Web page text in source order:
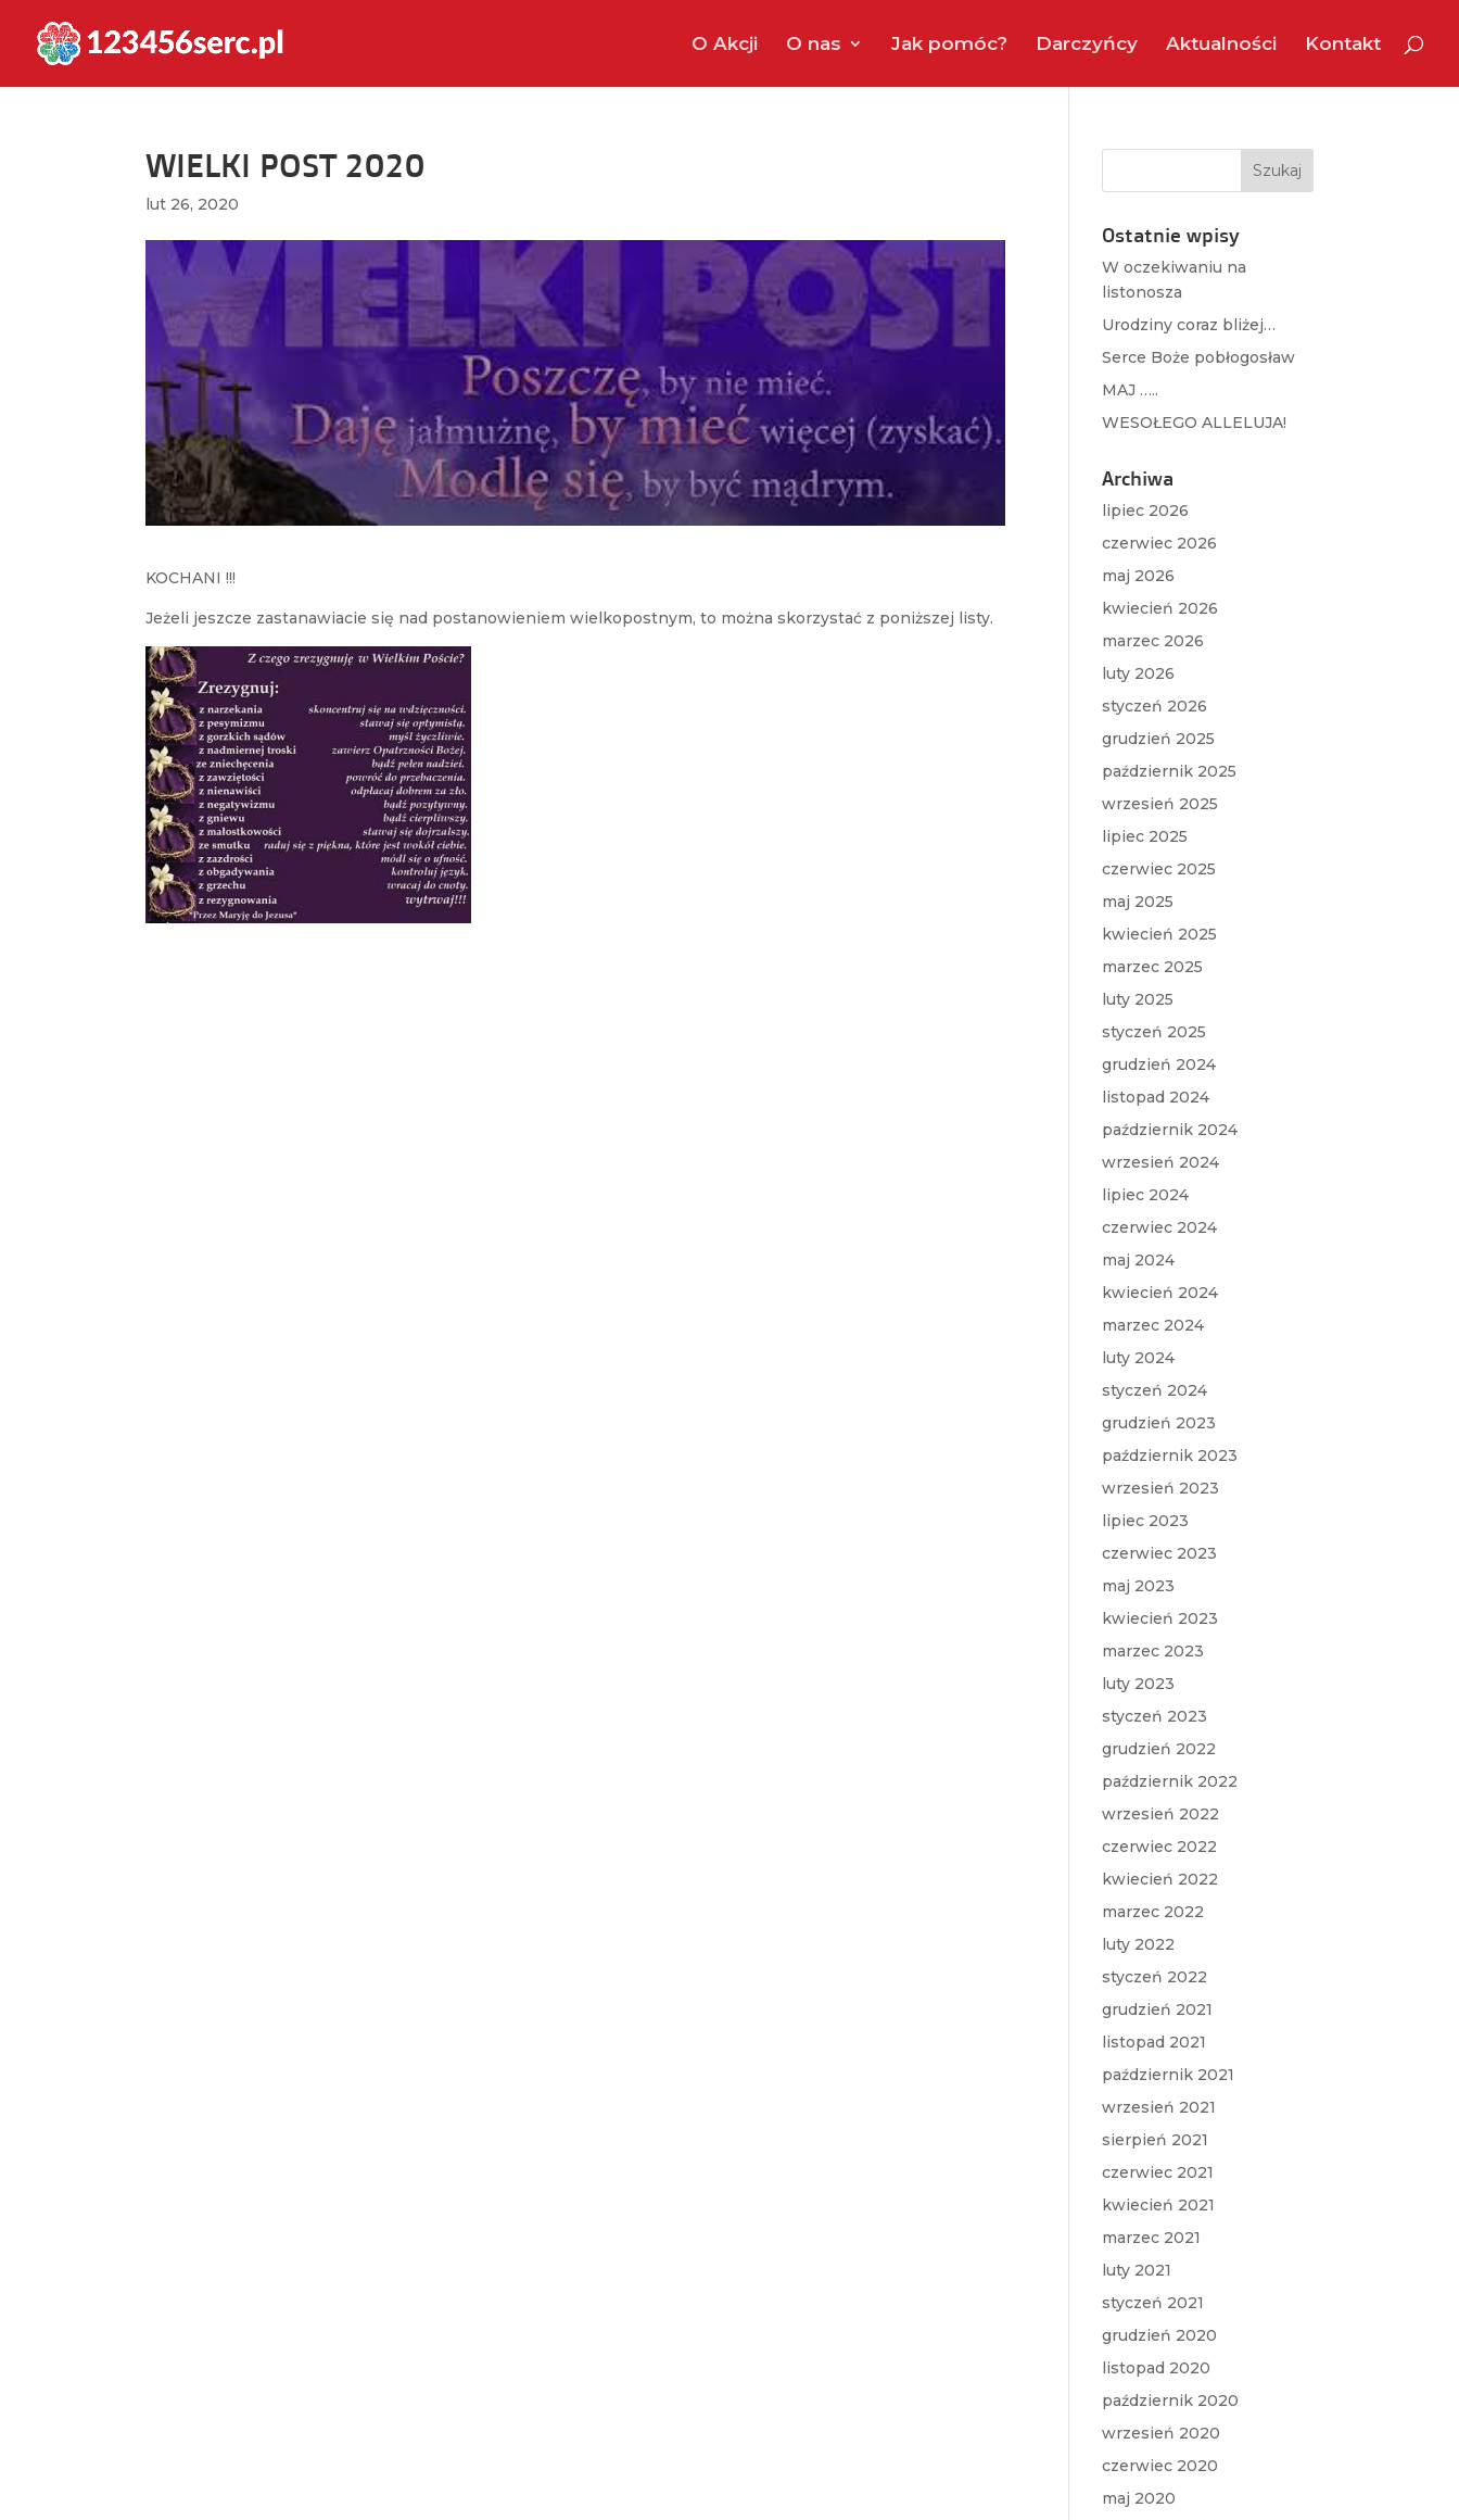
O Akcji O nas Jak pomóc? Darczyńcy Aktualności Kontakt
WIELKI POST 2020
lut 26, 2020
KOCHANI !!!
Jeżeli jeszcze zastanawiacie się nad postanowieniem wielkopostnym, to można skorzystać z poniższej listy.
Ostatnie wpisy
W oczekiwaniu na
listonosza
Urodziny coraz bliżej…
Serce Boże pobłogosław
MAJ …..
WESOŁEGO ALLELUJA!
Archiwa
lipiec 2026
czerwiec 2026
maj 2026
kwiecień 2026
marzec 2026
luty 2026
styczeń 2026
grudzień 2025
październik 2025
wrzesień 2025
lipiec 2025
czerwiec 2025
maj 2025
kwiecień 2025
marzec 2025
luty 2025
styczeń 2025
grudzień 2024
listopad 2024
październik 2024
wrzesień 2024
lipiec 2024
czerwiec 2024
maj 2024
kwiecień 2024
marzec 2024
luty 2024
styczeń 2024
grudzień 2023
październik 2023
wrzesień 2023
lipiec 2023
czerwiec 2023
maj 2023
kwiecień 2023
marzec 2023
luty 2023
styczeń 2023
grudzień 2022
październik 2022
wrzesień 2022
czerwiec 2022
kwiecień 2022
marzec 2022
luty 2022
styczeń 2022
grudzień 2021
listopad 2021
październik 2021
wrzesień 2021
sierpień 2021
czerwiec 2021
kwiecień 2021
marzec 2021
luty 2021
styczeń 2021
grudzień 2020
listopad 2020
październik 2020
wrzesień 2020
czerwiec 2020
maj 2020